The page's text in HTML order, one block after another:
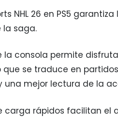
NHL 26 en PS5
saga.
la consola permite
se traduce en
una mejor lectura de la
carga rápidos facilitan el